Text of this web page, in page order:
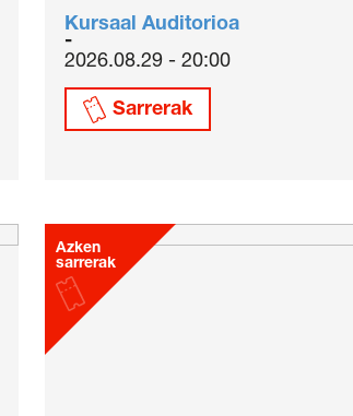
Kursaal Auditorioa
2026.08.29 - 20:00
Sarrerak
Azken
sarrerak